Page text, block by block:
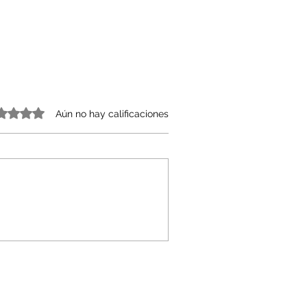
0 de 5 estrellas.Aún no hay calificaciones